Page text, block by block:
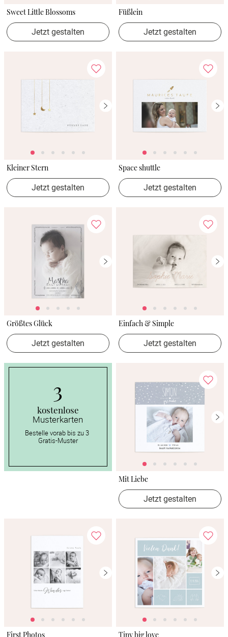
Sweet Little Blossoms
Jetzt gestalten
Füßlein
Jetzt gestalten
Kleiner Stern
Jetzt gestalten
Space shuttle
Jetzt gestalten
Größtes Glück
Jetzt gestalten
Einfach & Simple
Jetzt gestalten
3
kostenlose
Musterkarten
Bestelle vorab bis zu 3
Gratis-Muster
Mit Liebe
Jetzt gestalten
First Photos Tiny big love